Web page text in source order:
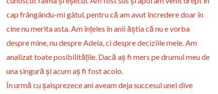
cap frângându-mi gâtul, pentru că am avut încredere doar în
cine nu merita asta. Am înțeles în anii ăștia că nu e vorba
despre mine, nu despre Adela, ci despre deciziile mele. Am
analizat toate posibilitățile. Dacă aș fi mers pe drumul meu de
una singură și acum aș fi fost acolo.
În urmă cu șaisprezece ani aveam deja succesul unei dive